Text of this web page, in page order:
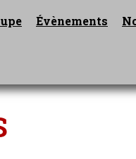
Évènements